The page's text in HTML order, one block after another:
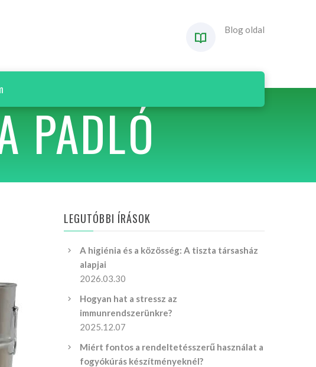
Blog oldal
PADLÓ
LEGUTÓBBI ÍRÁSOK
A higiénia és a közösség: A tiszta társasház
alapjai
2026.03.30
Hogyan hat a stressz az
immunrendszerünkre?
2025.12.07
Miért fontos a rendeltetésszerű használat a
fogyókúrás készítményeknél?